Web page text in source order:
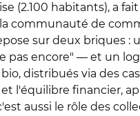
(2.100 habitants), a
communauté de
sur deux briques
encore" — et un
distribués via des
l'équilibre financier,
aussi le rôle des